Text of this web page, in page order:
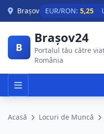
Skip to main content
Brașov EUR/RON: 5,25
B
Brașov24
Portalul tău către
România
Acasă Locuri de Muncă